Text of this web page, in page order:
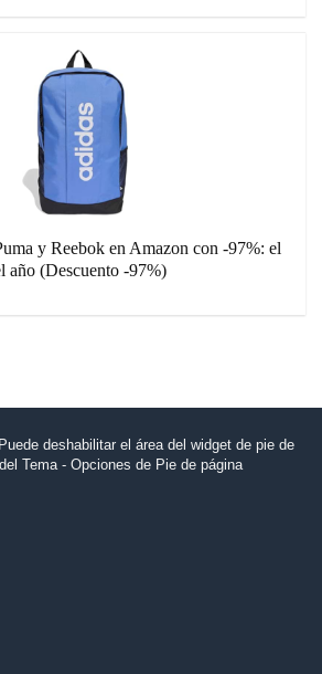
y Reebok en Amazon con -97%: el
año (Descuento -97%)
deshabilitar el área del widget de pie de
Tema - Opciones de Pie de página